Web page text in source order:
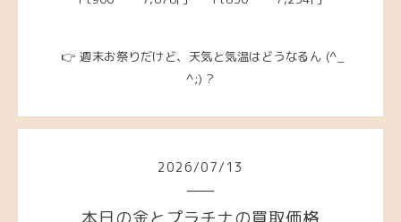
👉 週末お祭りだけど、天気と気温はどうなるん (^_
^;)？
2026/07/ 13